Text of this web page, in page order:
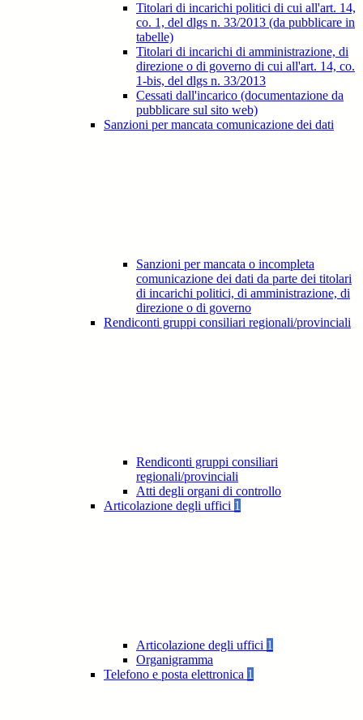
Titolari di incarichi politici di cui all'art. 14,
co. 1, del dlgs n. 33/2013 (da pubblicare in
tabelle)
Titolari di incarichi di amministrazione, di
direzione o di governo di cui all'art. 14, co.
1-bis, del dlgs n. 33/2013
Cessati dall'incarico (documentazione da
pubblicare sul sito web)
Sanzioni per mancata comunicazione dei dati
Sanzioni per mancata o incompleta
comunicazione dei dati da parte dei titolari
di incarichi politici, di amministrazione, di
direzione o di governo
Rendiconti gruppi consiliari regionali/provinciali
Rendiconti gruppi consiliari
regionali/provinciali
Atti degli organi di controllo
Articolazione degli uffici 1
Articolazione degli uffici 1
Organigramma
Telefono e posta elettronica 1